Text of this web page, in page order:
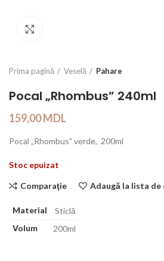
Prima pagină Veselă Pahare
Pocal „Rhombus” 240ml
159,00MDL
Pocal „Rhombus” verde, 200ml
Stoc epuizat
Comparaţie Adaugă la lista
Material
Sticlă
Volum
200ml